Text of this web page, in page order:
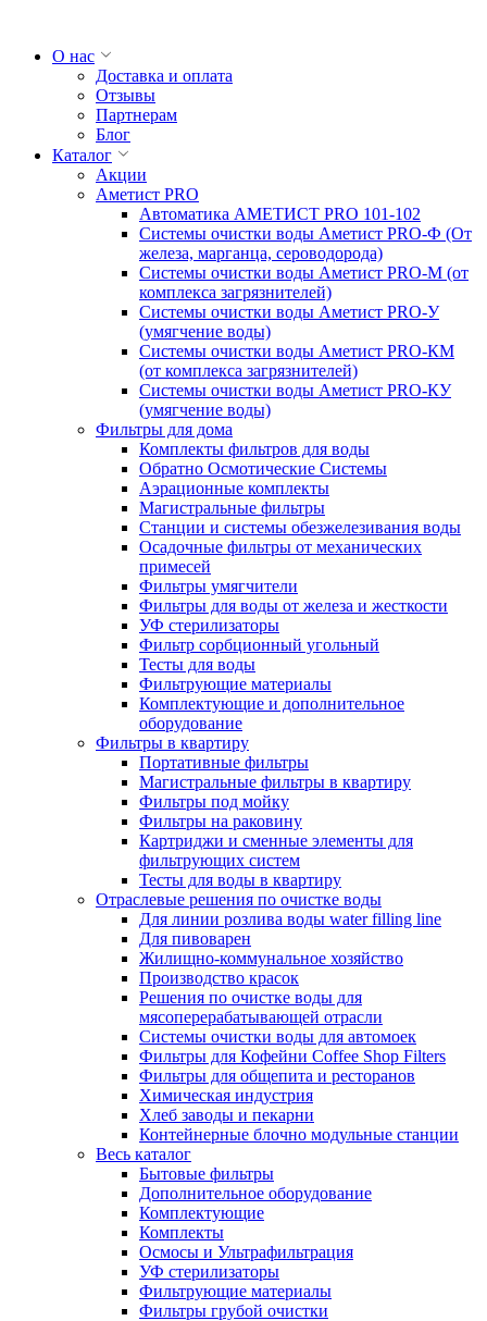
О нас
Доставка и оплата
Отзывы
Партнерам
Блог
Каталог
Акции
Аметист PRO
Автоматика АМЕТИСТ PRO 101-102
Системы очистки воды Аметист PRO-Ф (От
железа, марганца, сероводорода)
Системы очистки воды Аметист PRO-M (от
комплекса загрязнителей)
Системы очистки воды Аметист PRO-У
(умягчение воды)
Системы очистки воды Аметист PRO-КM
(от комплекса загрязнителей)
Системы очистки воды Аметист PRO-КУ
(умягчение воды)
Фильтры для дома
Комплекты фильтров для воды
Обратно Осмотические Системы
Аэрационные комплекты
Магистральные фильтры
Станции и системы обезжелезивания воды
Осадочные фильтры от механических
примесей
Фильтры умягчители
Фильтры для воды от железа и жесткости
УФ стерилизаторы
Фильтр сорбционный угольный
Тесты для воды
Фильтрующие материалы
Комплектующие и дополнительное
оборудование
Фильтры в квартиру
Портативные фильтры
Магистральные фильтры в квартиру
Фильтры под мойку
Фильтры на раковину
Картриджи и сменные элементы для
фильтрующих систем
Тесты для воды в квартиру
Отраслевые решения по очистке воды
Для линии розлива воды water filling line
Для пивоварен
Жилищно-коммунальное хозяйство
Производство красок
Решения по очистке воды для
мясоперерабатывающей отрасли
Системы очистки воды для автомоек
Фильтры для Кофейни Coffee Shop Filters
Фильтры для общепита и ресторанов
Химическая индустрия
Хлеб заводы и пекарни
Контейнерные блочно модульные станции
Весь каталог
Бытовые фильтры
Дополнительное оборудование
Комплектующие
Комплекты
Осмосы и Ультрафильтрация
УФ стерилизаторы
Фильтрующие материалы
Фильтры грубой очистки